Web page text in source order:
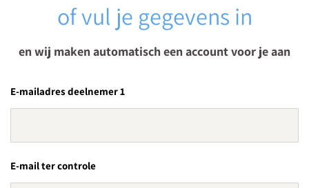
of vul je gegevens in
en wij maken automatisch een account voor je aan
E-mailadres deelnemer 1
E-mail ter controle